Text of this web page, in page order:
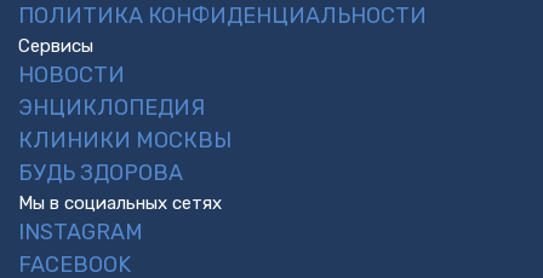
ПОЛИТИКА КОНФИДЕНЦИАЛЬНОСТИ
Сервисы
НОВОСТИ
ЭНЦИКЛОПЕДИЯ
КЛИНИКИ МОСКВЫ
БУДЬ ЗДОРОВА
Мы в социальных сетях
INSTAGRAM
FACEBOOK